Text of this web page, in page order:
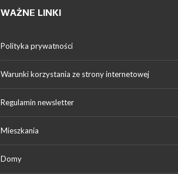
WAŻNE LINKI
Polityka prywatności
Warunki korzystania ze strony internetowej
Regulamin newsletter
Mieszkania
Domy